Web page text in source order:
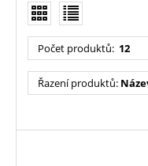
Počet produktů: 12
Řazení produktů: